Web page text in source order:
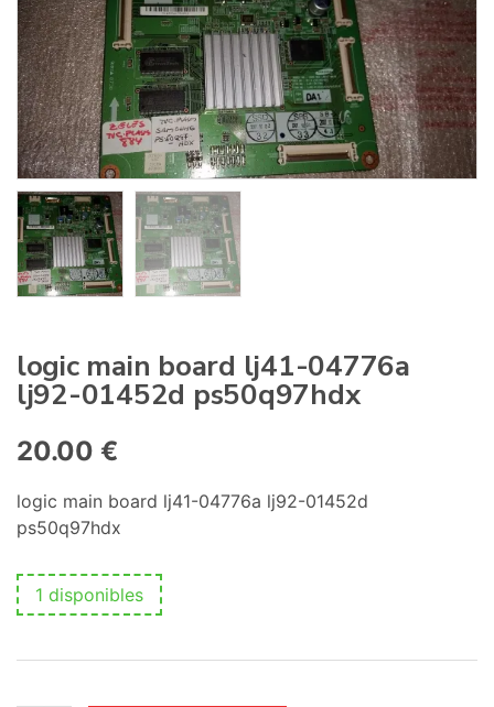
logic main board lj41-04776a
lj92-01452d ps50q97hdx
20.00 €
logic main board lj41-04776a lj92-01452d
ps50q97hdx
1 disponibles